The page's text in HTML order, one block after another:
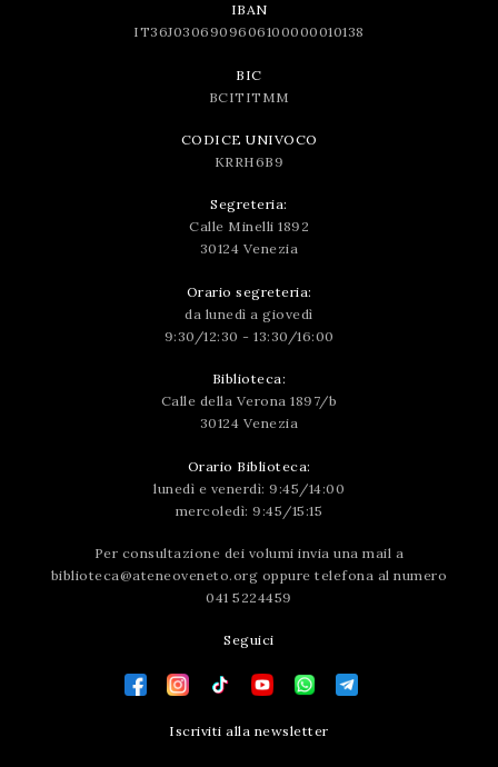
IBAN
IT36J0306909606100000010138
BIC
BCITITMM
CODICE UNIVOCO
KRRH6B9
Segreteria:
Calle Minelli 1892
30124 Venezia
Orario segreteria:
da lunedì a giovedì
9:30/12:30 - 13:30/16:00
Biblioteca:
Calle della Verona 1897/b
30124 Venezia
Orario Biblioteca:
lunedì e venerdì: 9:45/14:00
mercoledì: 9:45/15:15
Per consultazione dei volumi invia una mail a
biblioteca@ateneoveneto.org oppure telefona al numero
041 5224459
Seguici
Iscriviti alla newsletter